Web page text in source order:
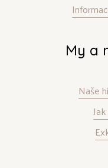
My a
Naše